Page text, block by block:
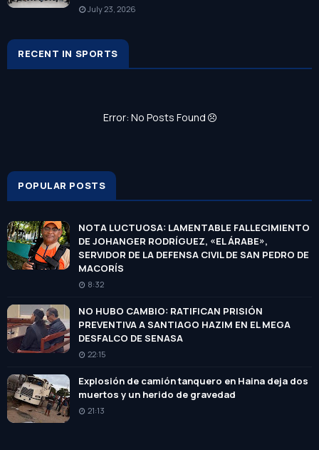
July 23, 2026
RECENT IN SPORTS
Error: No Posts Found
POPULAR POSTS
NOTA LUCTUOSA: LAMENTABLE FALLECIMIENTO
DE JOHANGER RODRÍGUEZ, «EL ÁRABE»,
SERVIDOR DE LA DEFENSA CIVIL DE SAN PEDRO DE
MACORÍS
8:32
NO HUBO CAMBIO: RATIFICAN PRISIÓN
PREVENTIVA A SANTIAGO HAZIM EN EL MEGA
DESFALCO DE SENASA
22:15
Explosión de camión tanquero en Haina deja dos
muertos y un herido de gravedad
21:13